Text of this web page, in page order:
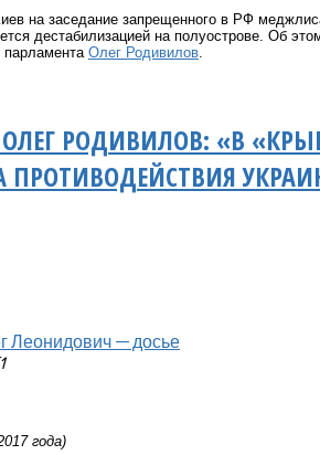
на заседание запрещенного в РФ
дестабилизацией на полуострове. Об
парламента Олег Родивилов
ОЛЕГ РОДИВИЛОВ: «В
ПРОТИВОДЕЙСТВИЯ
Леонидович — досье
года)